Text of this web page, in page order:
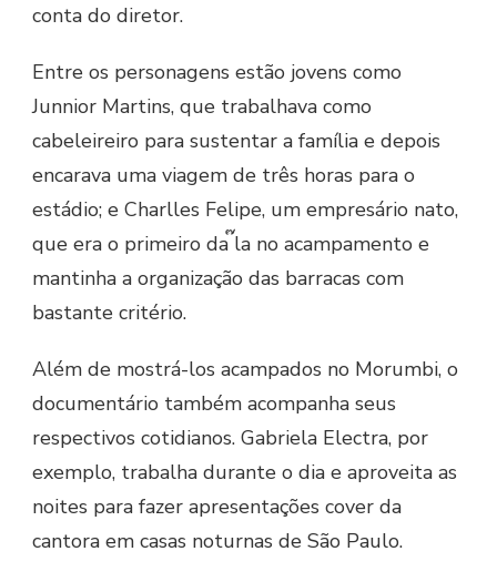
conta do diretor.
Entre os personagens estão jovens como
Junnior Martins, que trabalhava como
cabeleireiro para sustentar a família e depois
encarava uma viagem de três horas para o
estádio; e Charlles Felipe, um empresário nato,
que era o primeiro da ๊la no acampamento e
mantinha a organização das barracas com
bastante critério.
Além de mostrá-los acampados no Morumbi, o
documentário também acompanha seus
respectivos cotidianos. Gabriela Electra, por
exemplo, trabalha durante o dia e aproveita as
noites para fazer apresentações cover da
cantora em casas noturnas de São Paulo.